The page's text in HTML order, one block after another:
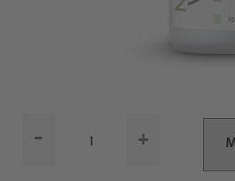
- +